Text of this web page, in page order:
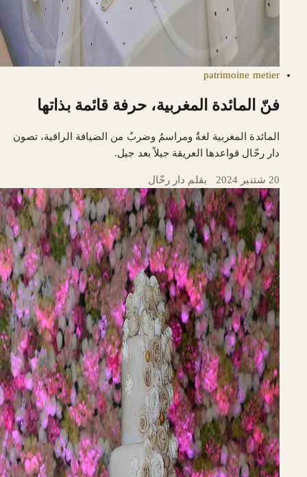
patrimoine metier
فنّ المائدة المغربية، حرفة قائمة بذاتها
المائدة المغربية لغةٌ ومراسمُ وضربٌ من الضيافة الراقية، تصون
دار رحّال قواعدها العريقة جيلاً بعد جيل.
20 شتنبر 2024 بقلم دار رحّال